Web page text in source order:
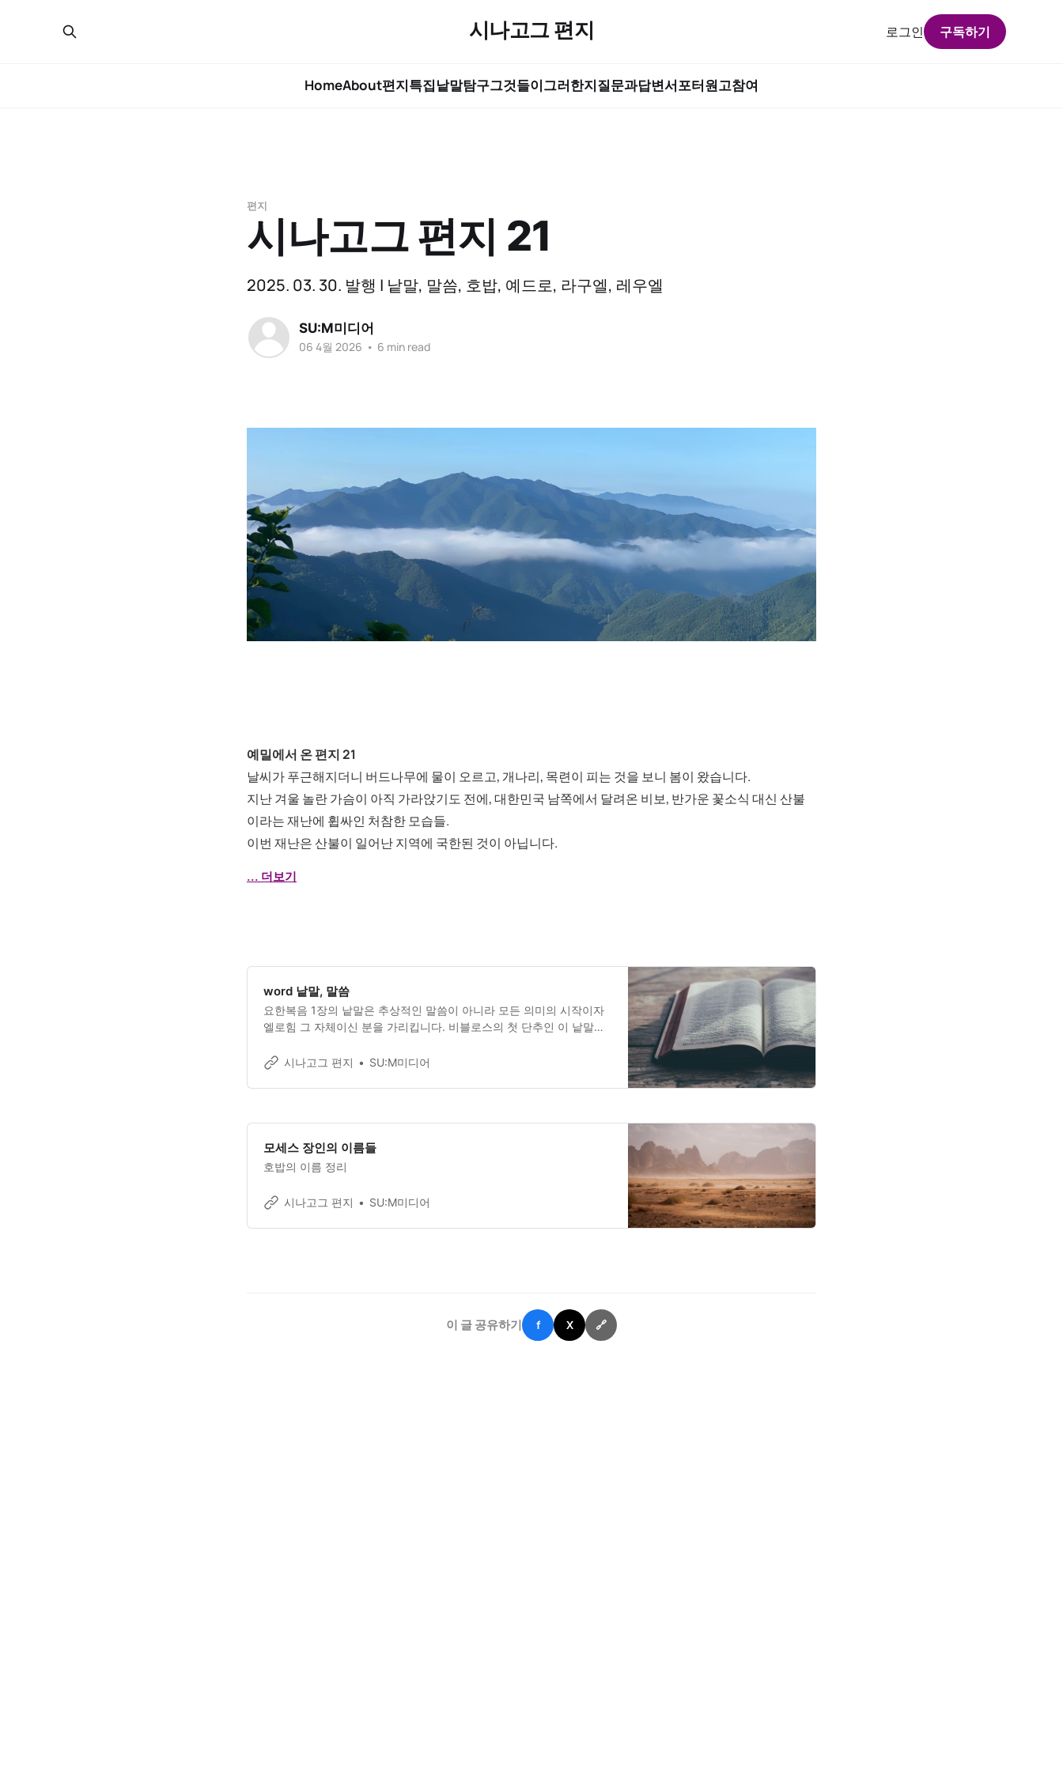
시나고그 편지
HomeAbout편지특집낱말탐구그것들이그러한지질문과답변서포터원고참여
로그인 구독하기
편지
시나고그 편지 21
2025. 03. 30. 발행 | 낱말, 말씀, 호밥, 예드로, 라구엘, 레우엘
SU:M미디어
06 4월 2026 • 6 min read
예밀에서 온 편지 21
날씨가 푸근해지더니 버드나무에 물이 오르고, 개나리, 목련이 피는 것을 보니 봄이 왔습니다.
지난 겨울 놀란 가슴이 아직 가라앉기도 전에, 대한민국 남쪽에서 달려온 비보, 반가운 꽃소식 대신 산불
이라는 재난에 휩싸인 처참한 모습들.
이번 재난은 산불이 일어난 지역에 국한된 것이 아닙니다.
... 더보기
word 낱말, 말씀
요한복음 1장의 낱말은 추상적인 말씀이 아니라 모든 의미의 시작이자
엘로힘 그 자체이신 분을 가리킵니다. 비블로스의 첫 단추인 이 낱말이
살펴지킨다는 사명을 완수할 수 있습니다. 낱말이 정확해야 말씀이 정
시나고그 편지 SU:M미디어
모세스 장인의 이름들
호밥의 이름 정리
시나고그 편지 SU:M미디어
이 글 공유하기 f X 🔗